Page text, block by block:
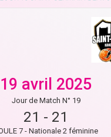
19 avril 2025
Jour de Match N° 19
21 - 21
7 - Nationale 2 féminine